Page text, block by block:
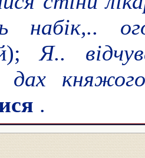
набік,..
Я..
дах
.